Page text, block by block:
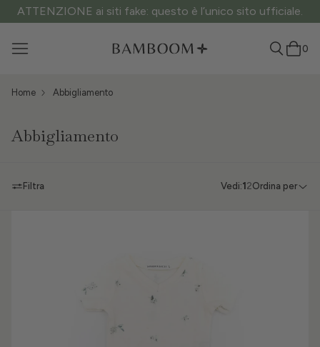
ATTENZIONE ai siti fake: questo è l’unico sito ufficiale.
0
Home Abbigliamento
Abbigliamento
Filtra Vedi:1 2Ordina per